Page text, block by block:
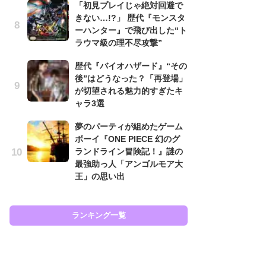
「初見プレイじゃ絶対回避で
きない…!?」 歴代『モンスタ
ーハンター』で飛び出した“ト
ラウマ級の理不尽攻撃”
歴代『バイオハザード』“その
後”はどうなった？「再登場」
が切望される魅力的すぎたキ
ャラ3選
夢のパーティが組めたゲーム
ボーイ『ONE PIECE 幻のグ
ランドライン冒険記！』謎の
最強助っ人「アンゴルモア大
王」の思い出
ランキング一覧